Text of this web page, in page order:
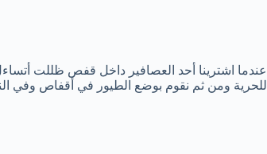
عندما اشترينا أحد العصافير داخل قفص ظللت
للحرية ومن ثم نقوم بوضع الطيور في أقفاص وفي